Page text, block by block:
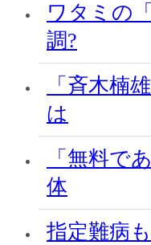
ワタミの
調?
「斉木楠
は
「無料で
体
指定難病